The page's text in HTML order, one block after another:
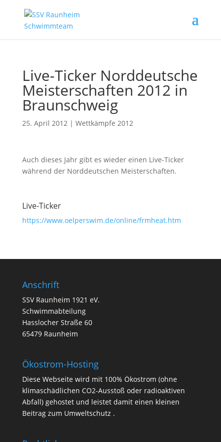
Live-Ticker Norddeutsche
Meisterschaften 2012 in
Braunschweig
25. April 2012| Wettkämpfe 2012
Auch dieses Jahr gibt es wieder einen Live-Ticker
während der Norddeutschen Meisterschaften.
Live-Ticker
https://www.oelperswim.de/online/frmheat.htm
Anschrift
SSV Raunheim 1921 eV.
Schwimmabteilung
Hasslocher Straße 60
65479 Raunheim
Ökostrom-Hosting
Diese Webseite wird mit 100% Ökostrom (ohne
klimaschädlichen CO2-Ausstoß oder radioaktiven
Abfall) gehostet und leistet damit einen kleinen
Beitrag zum Umweltschutz .